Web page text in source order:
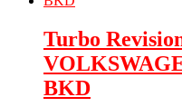
Turbo
BKD